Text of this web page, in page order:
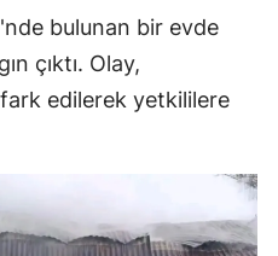
bulunan bir evde
çıktı. Olay,
edilerek yetkililere